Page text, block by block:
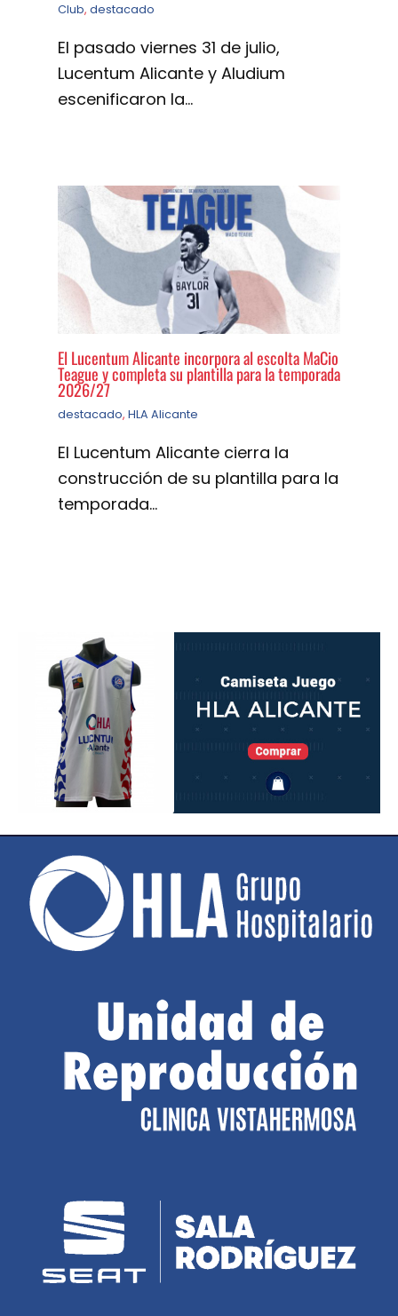
Club, destacado
El pasado viernes 31 de julio,
Lucentum Alicante y Aludium
escenificaron la…
El Lucentum Alicante incorpora al escolta MaCio
Teague y completa su plantilla para la temporada
2026/27
destacado, HLA Alicante
El Lucentum Alicante cierra la
construcción de su plantilla para la
temporada…